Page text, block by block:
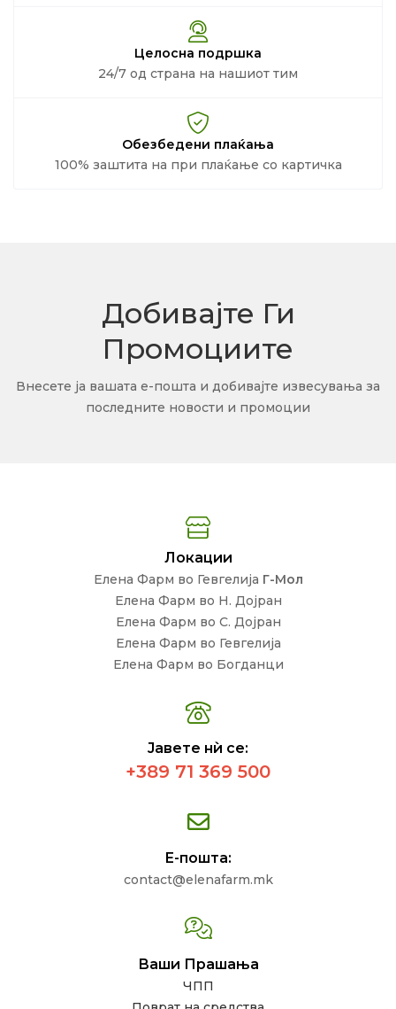
Целосна подршка
24/7 од страна на нашиот тим
Обезбедени плаќања
100% заштита на при плаќање со картичка
Добивајте Ги
Промоциите
Внесете ја вашата е-пошта и добивајте извесувања за
последните новости и промоции
Локации
Елена Фарм во Гевгелија Г-Мол
Елена Фарм во Н. Дојран
Елена Фарм во С. Дојран
Елена Фарм во Гевгелија
Елена Фарм во Богданци
Јавете нѝ се:
+389 71 369 500
Е-пошта:
contact@elenafarm.mk
Ваши Прашања
ЧПП